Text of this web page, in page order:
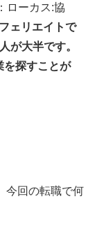
ローカス:協
ェリエイトで
が大半です。
を探すことが
今回の転職で何